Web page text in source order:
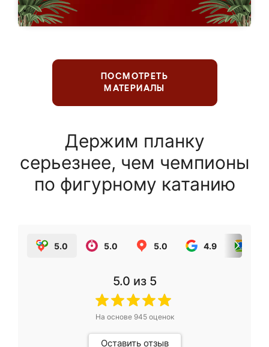
ПОСМОТРЕТЬ
МАТЕРИАЛЫ
Держим планку
серьезнее, чем чемпионы
по фигурному катанию
5.0 5.0 5.0 4.9
5.0 из 5
На основе 945оценок
Оставить отзыв